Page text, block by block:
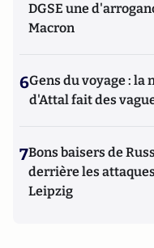
DGSE une
Macron
6Gens du voyage :
d'Attal fait des
7Bons baisers de
derrière les
Leipzig